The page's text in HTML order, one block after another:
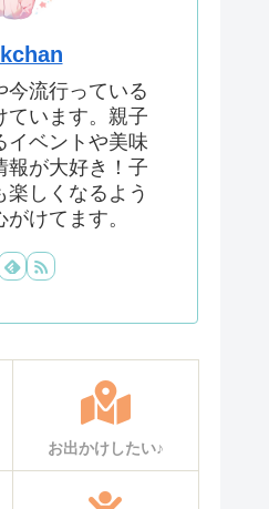
今流行っている
ています。親子
イベントや美味
報が大好き！子
しくなるよう
けてます。
お出かけしたい♪